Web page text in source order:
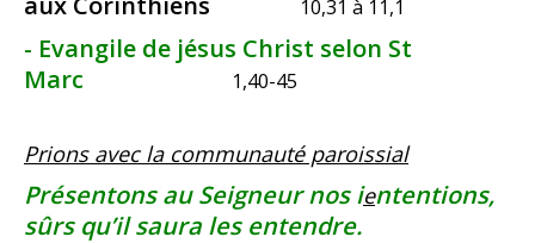
10,31 à 11,1
- Evangile de jésus Christ selon St
Marc
1,40-45
Prions avec la communauté paroissial
Présentons au Seigneur nos iententions,
sûrs qu’il saura les entendre.